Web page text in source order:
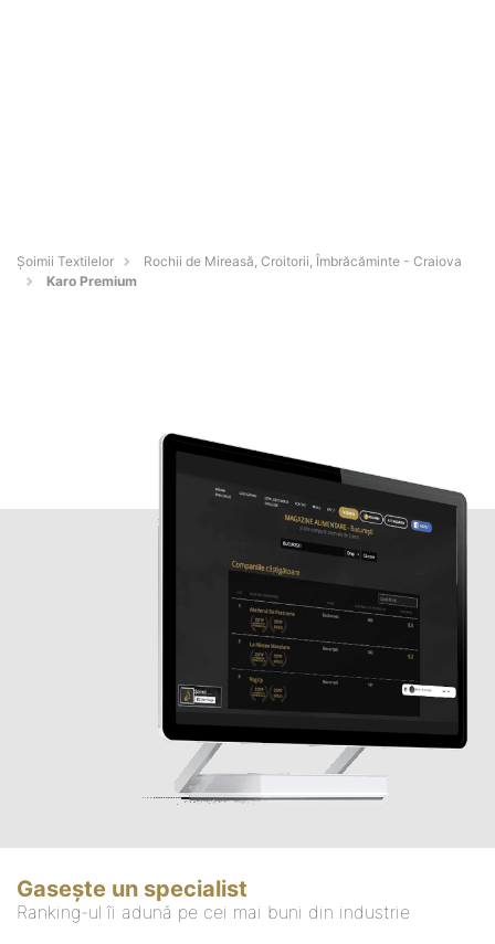
Șoimii Textilelor
Rochii de Mireasă, Croitorii, Îmbrăcăminte - Craiova
Karo Premium
Gasește un specialist
Ranking-ul îi adună pe cei mai buni din industrie